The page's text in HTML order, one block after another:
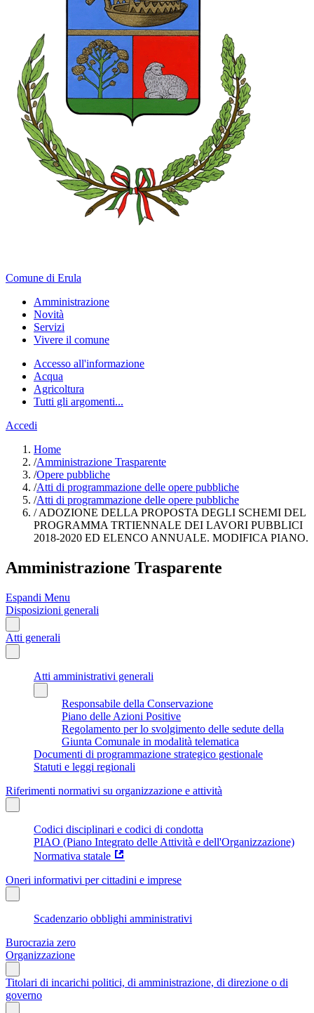
Comune di Erula
Amministrazione
Novità
Servizi
Vivere il comune
Accesso all'informazione
Acqua
Agricoltura
Tutti gli argomenti...
Accedi
Home
/Amministrazione Trasparente
/Opere pubbliche
/Atti di programmazione delle opere pubbliche
/Atti di programmazione delle opere pubbliche
/ADOZIONE DELLA PROPOSTA DEGLI SCHEMI DEL
PROGRAMMA TRTIENNALE DEI LAVORI PUBBLICI
2018-2020 ED ELENCO ANNUALE. MODIFICA PIANO.
Amministrazione Trasparente
Espandi Menu
Disposizioni generali
Atti generali
Atti amministrativi generali
Responsabile della Conservazione
Piano delle Azioni Positive
Regolamento per lo svolgimento delle sedute della
Giunta Comunale in modalità telematica
Documenti di programmazione strategico gestionale
Statuti e leggi regionali
Riferimenti normativi su organizzazione e attività
Codici disciplinari e codici di condotta
PIAO (Piano Integrato delle Attività e dell'Organizzazione)
Normativa statale
Oneri informativi per cittadini e imprese
Scadenzario obblighi amministrativi
Burocrazia zero
Organizzazione
Titolari di incarichi politici, di amministrazione, di direzione o di
governo